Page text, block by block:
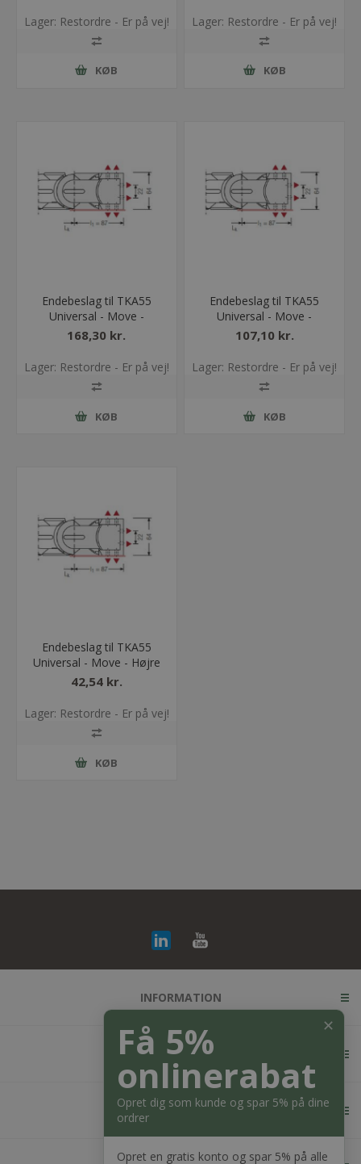
Lager: Restordre - Er på vej!
KØB
Lager: Restordre - Er på vej!
KØB
Endebeslag til TKA55
Universal - Move -
Bredde = 125
168,30 kr.
Lager: Restordre - Er på vej!
KØB
Endebeslag til TKA55
Universal - Move -
Bredde = 175
107,10 kr.
Lager: Restordre - Er på vej!
KØB
Endebeslag til TKA55
Universal - Move - Højre
42,54 kr.
Lager: Restordre - Er på vej!
KØB
INFORMATION
KUNDESERVICE
MIN KONTO
✕
Få 5%
onlinerabat
Opret dig som kunde og spar 5% på dine
ordrer
Opret en gratis konto og spar 5% på alle